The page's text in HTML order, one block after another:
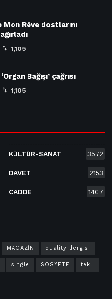
Mon Rêve dostlarını
1,105
Bağışı’ çağrısı
1,105
KÜLTÜR-SANAT 3572
DAVET 2153
CADDE 1407
MAGAZİN quality dergisi
single SOSYETE tekli